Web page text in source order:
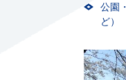
公園
ど）